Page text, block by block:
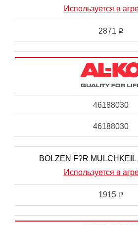
Используется в
2871 i
46188030
46188030
BOLZEN F?R
Используется в
1915 i